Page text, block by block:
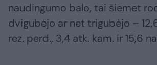
naudingumo balo, tai šiemet
dvigubėjo ar net trigubėjo –
rez. perd., 3,4 atk. kam. ir 15,6